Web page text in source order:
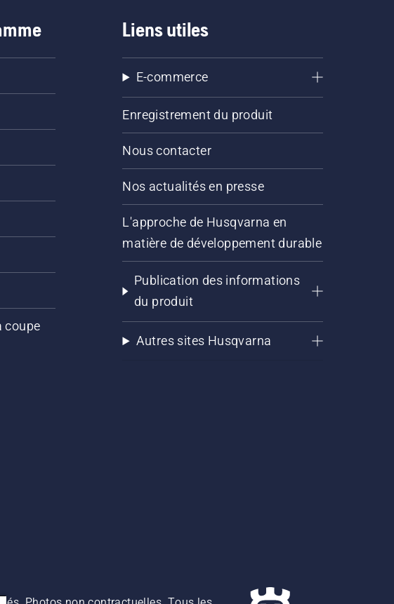
coupe
Liens utiles
E-commerce
Enregistrement du produit
Nous contacter
Nos actualités en presse
L'approche de Husqvarna en
matière de développement durable
Publication des informations
du produit
Autres sites Husqvarna